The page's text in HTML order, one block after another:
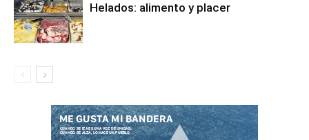
Helados: alimento y placer